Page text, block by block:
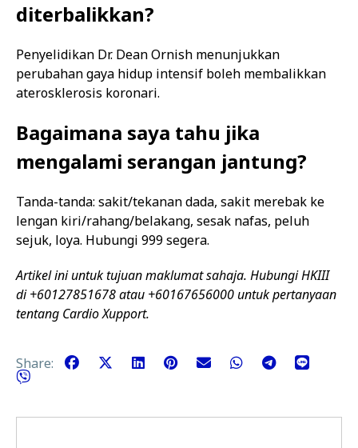
diterbalikkan?
Penyelidikan Dr. Dean Ornish menunjukkan
perubahan gaya hidup intensif boleh membalikkan
aterosklerosis koronari.
Bagaimana saya tahu jika
mengalami serangan jantung?
Tanda-tanda: sakit/tekanan dada, sakit merebak ke
lengan kiri/rahang/belakang, sesak nafas, peluh
sejuk, loya. Hubungi 999 segera.
Artikel ini untuk tujuan maklumat sahaja. Hubungi HKIII
di +60127851678 atau +60167656000 untuk pertanyaan
tentang Cardio Xupport.
Share: